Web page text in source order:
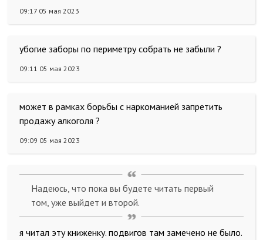
09:17 05 мая 2023
убогие заборы по периметру собрать не забыли ?
09:11 05 мая 2023
может в рамках борьбы с наркоманией запретить
продажу алкоголя ?
09:09 05 мая 2023
Надеюсь, что пока вы будете читать первый
том, уже выйдет и второй.
я читал эту книженку. подвигов там замечено не было.